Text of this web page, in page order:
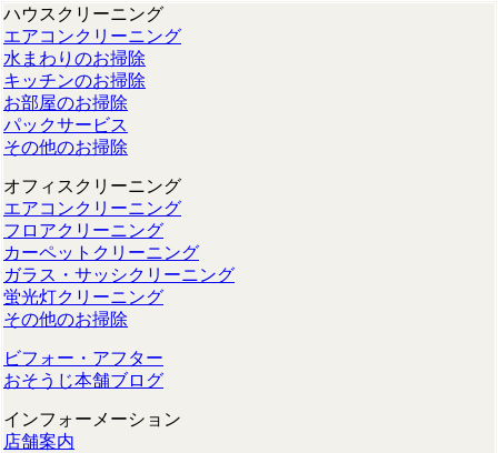
ハウスクリーニング
エアコンクリーニング
水まわりのお掃除
キッチンのお掃除
お部屋のお掃除
パックサービス
その他のお掃除
オフィスクリーニング
エアコンクリーニング
フロアクリーニング
カーペットクリーニング
ガラス・サッシクリーニング
蛍光灯クリーニング
その他のお掃除
ビフォー・アフター
おそうじ本舗ブログ
インフォーメーション
店舗案内